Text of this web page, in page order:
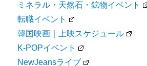
ミネラル・天然石・鉱物イベント
転職イベント
韓国映画｜上映スケジュール
K-POPイベント
NewJeansライブ